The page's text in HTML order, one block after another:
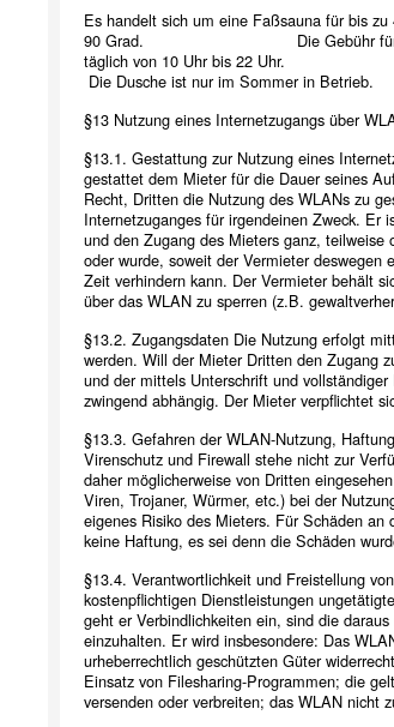
Es handelt sich um eine
90 Grad. Die Gebühr für die
täglich von 10 Uhr bis 22 Uhr.
Die Dusche ist nur im
§13 Nutzung eines Internetzugangs über
§13.1. Gestattung zur Nutzung eines
gestattet dem Mieter für die Dauer seines
Recht, Dritten die Nutzung des WLANs zu
Internetzuganges für irgendeinen Zweck. Er
und den Zugang des Mieters ganz, teilweise
oder wurde, soweit der Vermieter
Zeit verhindern kann. Der Vermieter behält
über das WLAN zu sperren (z.B.
§13.2. Zugangsdaten Die Nutzung erfolgt
werden. Will der Mieter Dritten den Zugang
und der mittels Unterschrift und
zwingend abhängig. Der Mieter verpflichtet
§13.3. Gefahren der WLAN-Nutzung,
Virenschutz und Firewall stehe nicht zur
daher möglicherweise von Dritten
Viren, Trojaner, Würmer, etc.) bei der
eigenes Risiko des Mieters. Für Schäden
keine Haftung, es sei denn die Schäden
§13.4. Verantwortlichkeit und Freistellung
kostenpflichtigen Dienstleistungen
geht er Verbindlichkeiten ein, sind die
einzuhalten. Er wird insbesondere: Das
urheberrechtlich geschützten Güter
Einsatz von Filesharing-Programmen; die
versenden oder verbreiten; das WLAN nicht